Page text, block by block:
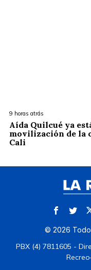
9 horas atrás
Aída Quilcué ya
movilización de la
Cali
© 2026
PBX (4) 7811605 -